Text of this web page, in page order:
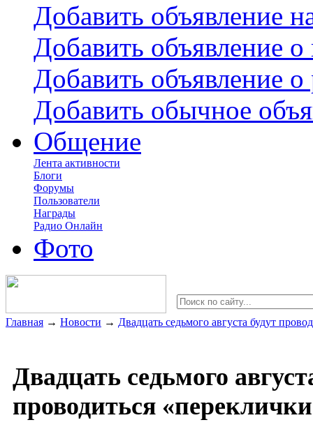
Добавить объявление
Добавить объявление
Добавить объявление о
Добавить обычное
Общение
Лента активности
Блоги
Форумы
Пользователи
Награды
Радио Онлайн
Фото
Главная → Новости → Двадцать седьмого августа будут
Двадцать седьмого
проводиться